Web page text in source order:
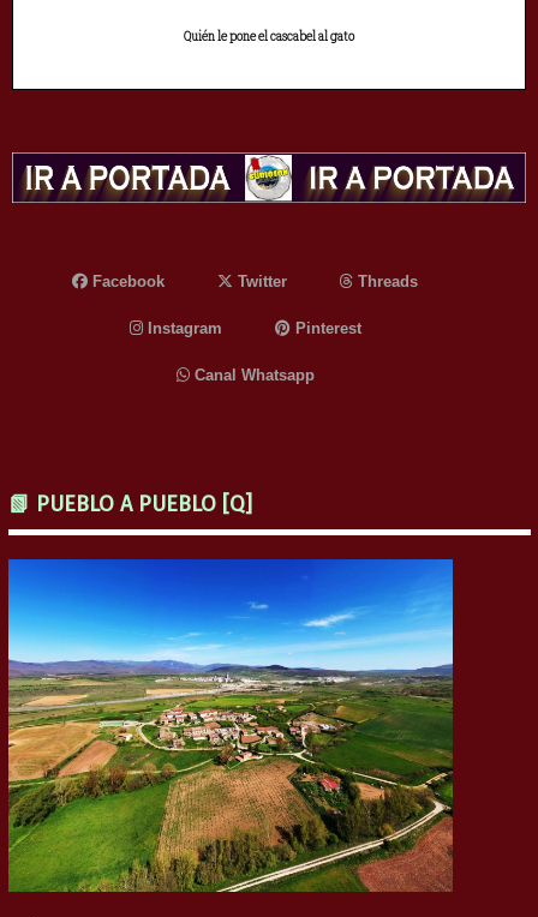
Quién le pone el cascabel al gato
Facebook Twitter Threads
Instagram Pinterest
Canal Whatsapp
📗 PUEBLO A PUEBLO [Q]